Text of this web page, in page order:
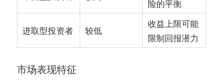
险的平衡
进取型投资者 较低
收益上限可能
限制回报潜力
市场表现特征